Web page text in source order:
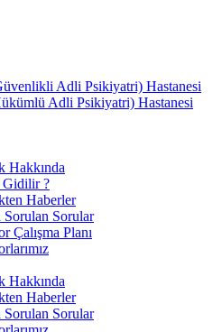
Adli Psikiyatri) Hastanesi
Adli Psikiyatri) Hastanesi
Hakkında
Gidilir ?
Haberler
Sorulan Sorular
Çalışma Planı
Hakkında
Haberler
Sorulan Sorular